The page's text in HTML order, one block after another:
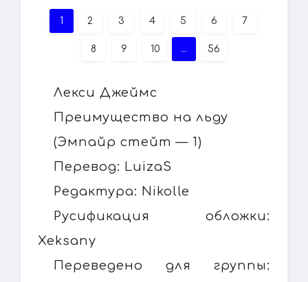
1 2 3 4 5 6 7
8 9 10 ... 56
Лекси Джеймс
Преимущество на льду
(Эмпайр стейт — 1)
Перевод: LuizaS
Редактура: Nikolle
Русификация обложки:
Xeksany
Переведено для группы: